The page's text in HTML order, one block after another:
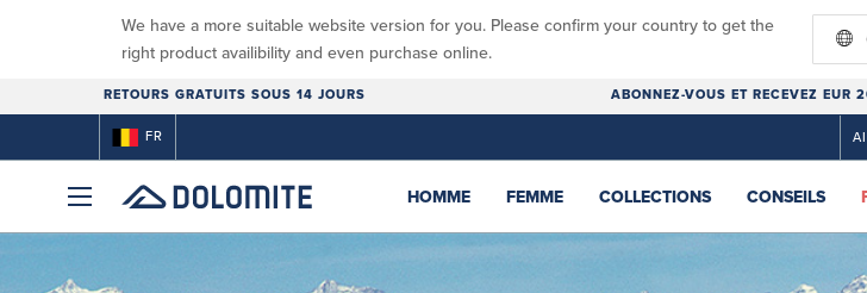
We have a more suitable website version for you. Please confirm your country to get the
right product availibility and even purchase online.
RETOURS GRATUITS SOUS 14 JOURS ABONNEZ-VOUS ET RECEVEZ EUR
FR
HOMME FEMME COLLECTIONS CONSEILS